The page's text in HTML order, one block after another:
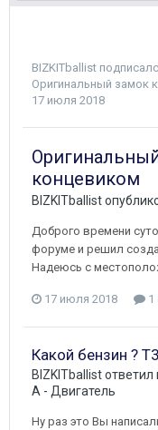
BIZKITballist
Оригинальный замок
17 июля 2018
концевиком
BIZKITballist
Доброго времени
форуме и решил
Надеюсь с
17 июля 2018 1
Какой бензин ?
BIZKITballistответил
A - Двигатель
Ну раз это Вы